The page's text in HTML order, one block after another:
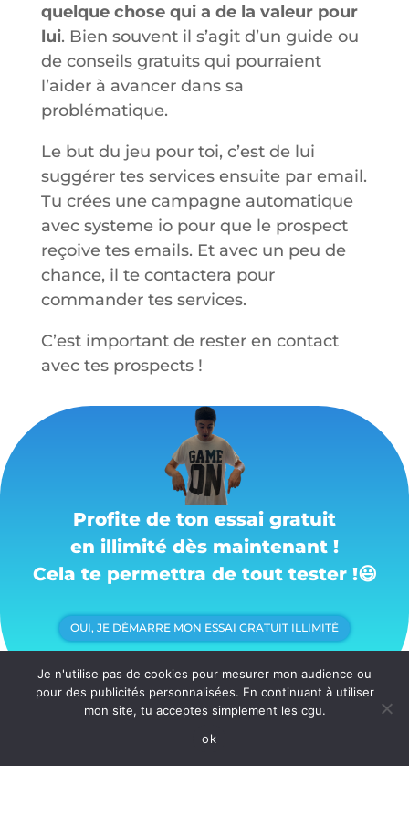
quelque chose qui a de la valeur pour
lui. Bien souvent il s’agit d’un guide ou
de conseils gratuits qui pourraient
l’aider à avancer dans sa
problématique.
Le but du jeu pour toi, c’est de lui
suggérer tes services ensuite par email.
Tu crées une campagne automatique
avec systeme io pour que le prospect
reçoive tes emails. Et avec un peu de
chance, il te contactera pour
commander tes services.
C’est important de rester en contact
avec tes prospects !
Profite de ton essai gratuit
en illimité dès maintenant !
Cela te permettra de tout tester !😃
OUI, JE DÉMARRE MON ESSAI GRATUIT ILLIMITÉ
Comment ajouter une pop
Je n'utilise pas de cookies pour mesurer mon audience ou
pour des publicités personnalisées. En continuant à utiliser
mon site, tu acceptes simplement les cgu.
ok